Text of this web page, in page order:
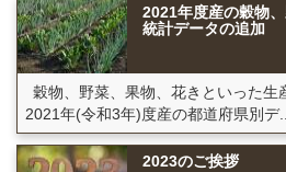
2021年度産の穀物
統計データの追加
穀物、野菜、果物、花きといった生
2021年(令和3年)度産の都道府県別デ
2023のご挨拶